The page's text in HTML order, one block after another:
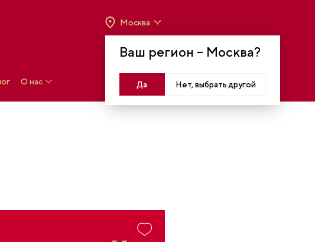
Ваш регион – Москва?
Да Нет, выбрать другой
Москва
МОСКВА, КРАСНОПРЕСНЕНСКАЯ НАБ., 14
О нас Войти